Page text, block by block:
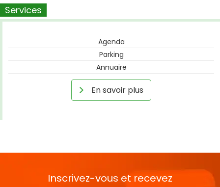
Services
Agenda
Parking
Annuaire
En savoir plus
Inscrivez-vous et recevez